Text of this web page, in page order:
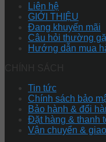
Liên hệ
GIỚI THIỆU
Đang khuyến mãi
Câu hỏi thường
Hướng dẫn mua
CHÍNH SÁCH
Tin tức
Chính sách bảo
Bảo hành & đổi
Đặt hàng & thanh
Vận chuyển &